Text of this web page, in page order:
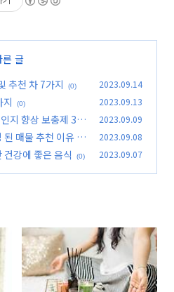
른 글
추천 차 7가지
(0) 2023.09.14
(0) 2023.09.13
지 향상 보충제 3선 2023.09.09
된 매물 추천 이유 2023.09.08
강에 좋은 음식 (0) 2023.09.07